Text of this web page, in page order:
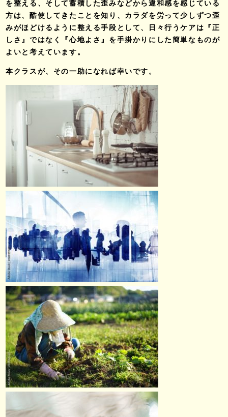
を整える、そして蓄積した歪みなどから違和感を感じている
方は、酷使してきたことを知り、カラダを労って少しずつ歪
みがほどけるように整える手段として、日々行うケアは『正
しさ』ではなく『心地よさ』を手掛かりにした簡単なものが
よいと考えています。
本クラスが、その一助になれば幸いです。